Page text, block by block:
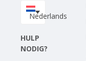
Nederlands
HULP
NODIG?